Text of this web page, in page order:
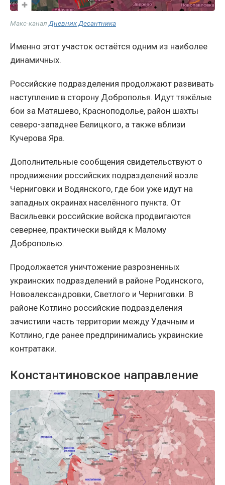
Макс-канал Дневник Десантника
Именно этот участок остаётся одним из наиболее
динамичных.
Российские подразделения продолжают развивать
наступление в сторону Доброполья. Идут тяжёлые
бои за Матяшево, Красноподолье, район шахты
северо-западнее Белицкого, а также вблизи
Кучерова Яра.
Дополнительные сообщения свидетельствуют о
продвижении российских подразделений возле
Черниговки и Водянского, где бои уже идут на
западных окраинах населённого пункта. От
Васильевки российские войска продвигаются
севернее, практически выйдя к Малому
Доброполью.
Продолжается уничтожение разрозненных
украинских подразделений в районе Родинского,
Новоалександровки, Светлого и Черниговки. В
районе Котлино российские подразделения
зачистили часть территории между Удачным и
Котлино, где ранее предпринимались украинские
контратаки.
Константиновское направление